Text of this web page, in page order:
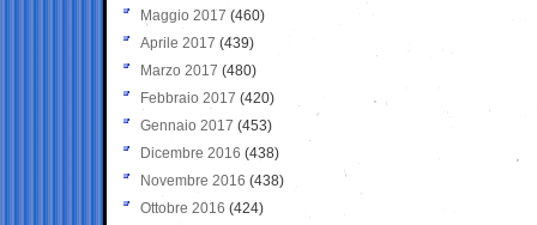
Maggio 2017 (460)
Aprile 2017 (439)
Marzo 2017 (480)
Febbraio 2017 (420)
Gennaio 2017 (453)
Dicembre 2016 (438)
Novembre 2016 (438)
Ottobre 2016 (424)